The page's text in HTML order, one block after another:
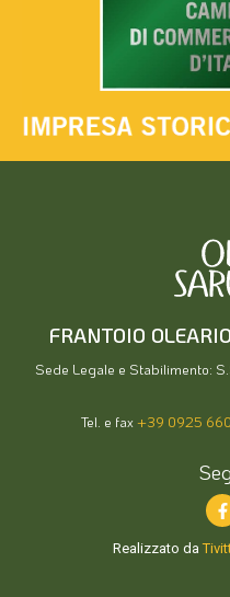
FRANTOIO
Sede Legale e Stabilimento:
Tel. e fax+39 0925
Realizzato da